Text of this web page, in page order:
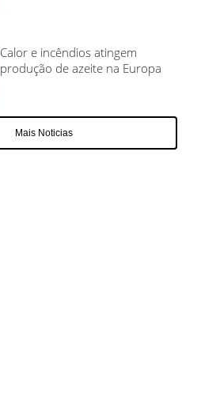
Calor e incêndios atingem
produção de azeite na Europa
Mais Noticias